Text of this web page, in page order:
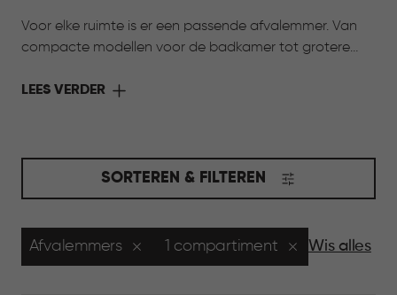
Voor elke ruimte is er een passende afvalemmer. Van
compacte modellen voor de badkamer tot grotere
bijkeuken: Curver combineert gebruiksgemak en
LEES VERDER
SORTEREN & FILTEREN
Afvalemmers 1 compartiment Wis alles